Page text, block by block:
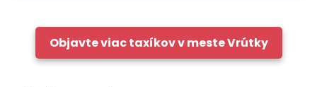
Objavte viac taxíkov v meste Vrútky